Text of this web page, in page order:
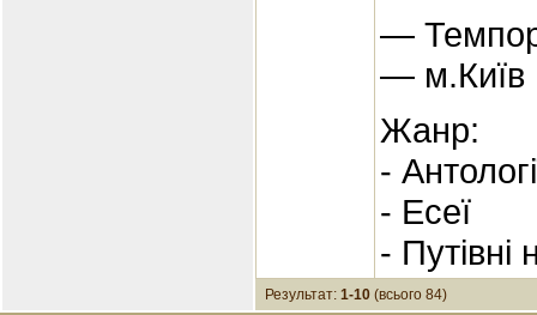
—
— м.Київ
Жанр:
-
- Есеї
- Путівні
Результат: 1-10 (всього 84)